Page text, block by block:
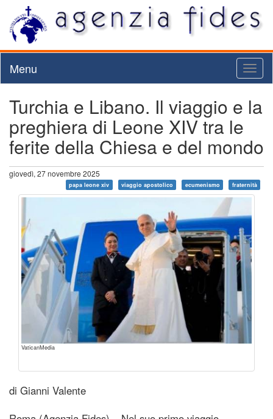
Menu
Turchia e Libano. Il viaggio e la
preghiera di Leone XIV tra le
ferite della Chiesa e del mondo
giovedì, 27 novembre 2025
papa leone xiv viaggio apostolico ecumenismo fraternità
VaticanMedia
di Gianni Valente